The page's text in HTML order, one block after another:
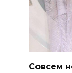
Совсем